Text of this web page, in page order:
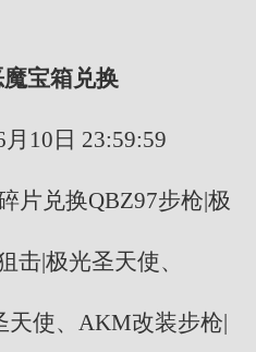
宝箱兑换
10日 23:59:59
片兑换QBZ97步枪|极
击|极光圣天使、
天使、AKM改装步枪|